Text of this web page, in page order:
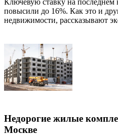
повысили до 16%. Как это и
недвижимости, рассказывают
Недорогие жилые
Москве